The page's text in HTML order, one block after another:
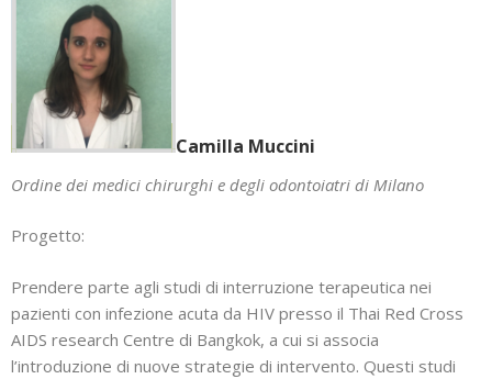
Camilla Muccini
Ordine dei medici chirurghi e degli odontoiatri di Milano
Progetto:
Prendere parte agli studi di interruzione terapeutica nei
pazienti con infezione acuta da HIV presso il Thai Red Cross
AIDS research Centre di Bangkok, a cui si associa
l’introduzione di nuove strategie di intervento. Questi studi